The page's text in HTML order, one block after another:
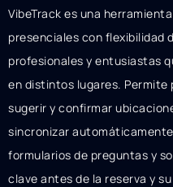
VibeTrack es una
presenciales con flexibilidad
profesionales y entusiastas
en distintos lugares. Permite
sugerir y confirmar
sincronizar
formularios de preguntas y
clave antes de la reserva y